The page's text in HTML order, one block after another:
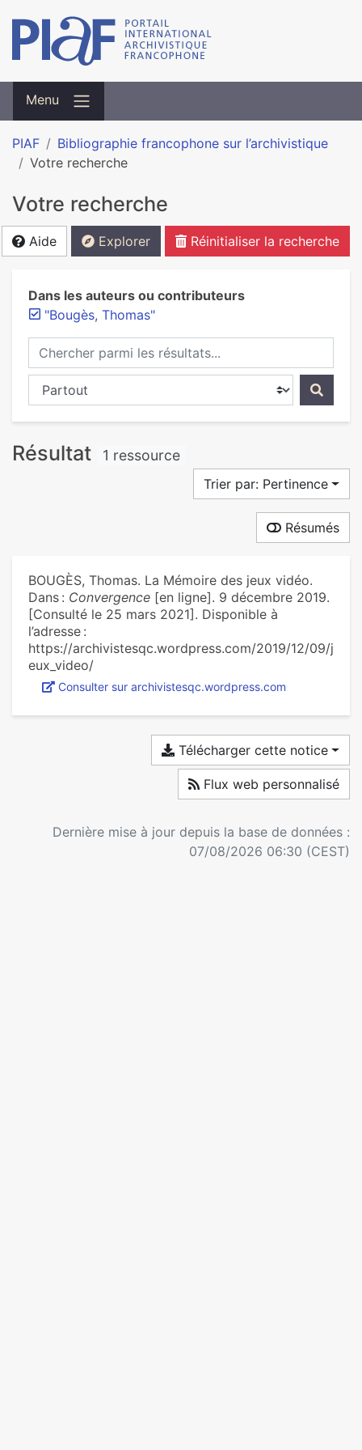
Menu
PIAF
Bibliographie francophone sur l’archivistique
Votre recherche
Votre recherche
Aide Explorer Réinitialiser la recherche
Dans les auteurs ou contributeurs
"Bougès, Thomas"
Chercher parmi les résultats...
Chercher dans...
Résultat 1 ressource
Trier par: Pertinence
Résumés
BOUGÈS, Thomas. La Mémoire des jeux vidéo.
Dans : Convergence [en ligne]. 9 décembre 2019.
[Consulté le 25 mars 2021]. Disponible à
l’adresse :
https://archivistesqc.wordpress.com/2019/12/09/j
eux_video/
Consulter sur archivistesqc.wordpress.com
Télécharger cette notice
Flux web personnalisé
Dernière mise à jour depuis la base de données :
07/08/2026 06:30 (CEST)